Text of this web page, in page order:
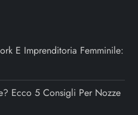
E Imprenditoria Femminile:
Ecco 5 Consigli Per Nozze